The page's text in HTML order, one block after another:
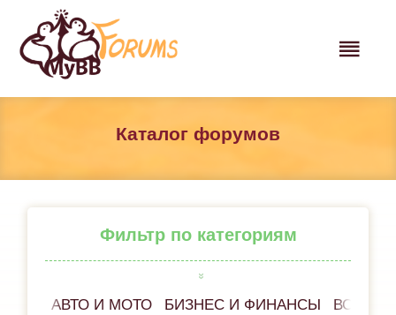
Каталог форумов
Фильтр по категориям
АВТО И МОТО БИЗНЕС И ФИНАНСЫ ВСЁ